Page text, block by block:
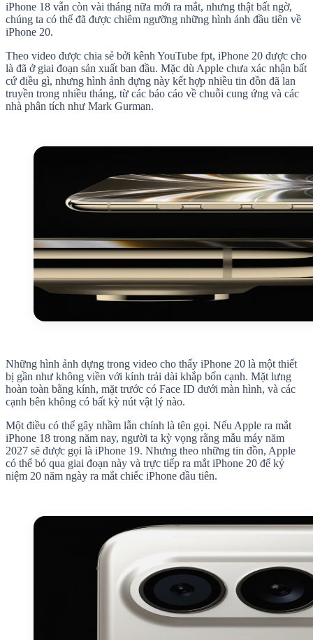
iPhone 18 vẫn còn vài tháng nữa mới ra mắt, nhưng thật bất ngờ,
chúng ta có thể đã được chiêm ngưỡng những hình ảnh đầu tiên về
iPhone 20.
Theo video được chia sẻ bởi kênh YouTube fpt, iPhone 20 được cho
là đã ở giai đoạn sản xuất ban đầu. Mặc dù Apple chưa xác nhận bất
cứ điều gì, nhưng hình ảnh dựng này kết hợp nhiều tin đồn đã lan
truyền trong nhiều tháng, từ các báo cáo về chuỗi cung ứng và các
nhà phân tích như Mark Gurman.
Những hình ảnh dựng trong video cho thấy iPhone 20 là một thiết
bị gần như không viền với kính trải dài khắp bốn cạnh. Mặt lưng
hoàn toàn bằng kính, mặt trước có Face ID dưới màn hình, và các
cạnh bên không có bất kỳ nút vật lý nào.
Một điều có thể gây nhầm lẫn chính là tên gọi. Nếu Apple ra mắt
iPhone 18 trong năm nay, người ta kỳ vọng rằng mẫu máy năm
2027 sẽ được gọi là iPhone 19. Nhưng theo những tin đồn, Apple
có thể bỏ qua giai đoạn này và trực tiếp ra mắt iPhone 20 để kỷ
niệm 20 năm ngày ra mắt chiếc iPhone đầu tiên.